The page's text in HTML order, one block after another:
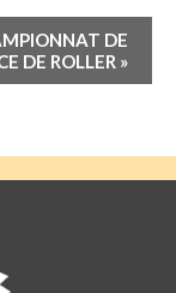
DE
DE ROLLER »